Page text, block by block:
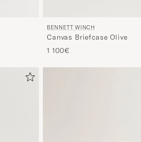
BENNETT WINCH
Canvas Briefcase Olive
1 100€